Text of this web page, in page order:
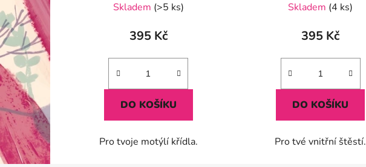
hodnocení
produktu
5,0
z
hvězdiček.
Skladem (>5 ks)
395 Kč
DO KOŠÍKU
Pro tvoje motýlí křídla.
hodnocení
produktu
5,0
z
hvězdiček.
Skladem (4 ks)
395 Kč
DO KOŠÍKU
Pro tvé vnitřní štěstí.